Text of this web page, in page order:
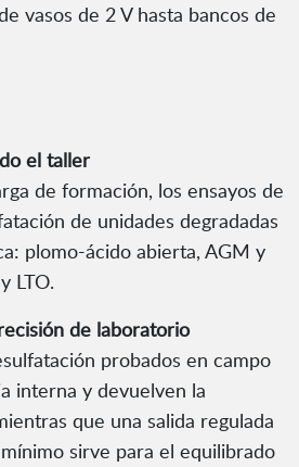
vasos de 2 V hasta bancos de
el taller
de formación, los ensayos de
de unidades degradadas
plomo-ácido abierta, AGM y
LTO.
de laboratorio
probados en campo
interna y devuelven la
que una salida regulada
sirve para el equilibrado